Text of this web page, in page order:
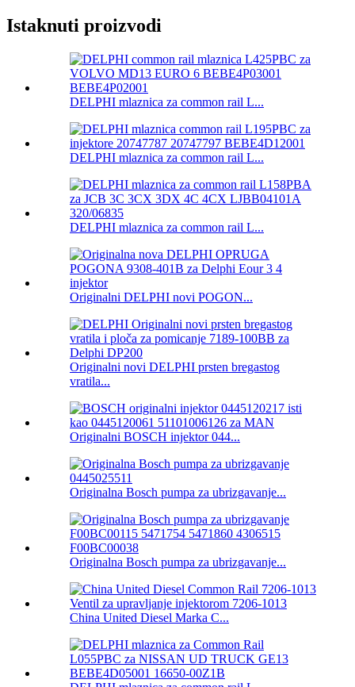
Istaknuti proizvodi
DELPHI mlaznica za common rail L...
DELPHI mlaznica za common rail L...
DELPHI mlaznica za common rail L...
Originalni DELPHI novi POGON...
Originalni novi DELPHI prsten bregastog
vratila...
Originalni BOSCH injektor 044...
Originalna Bosch pumpa za ubrizgavanje...
Originalna Bosch pumpa za ubrizgavanje...
China United Diesel Marka C...